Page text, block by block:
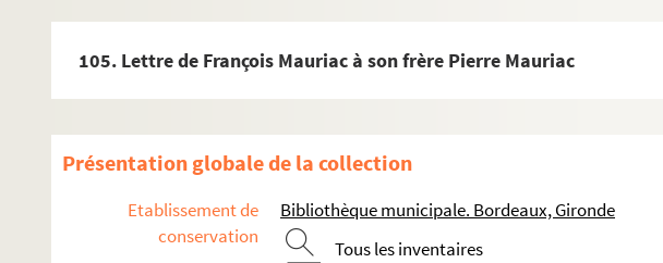
105. Lettre de François Mauriac à son frère Pierre Mauriac
Présentation globale de la collection
Etablissement de
conservation
Bibliothèque municipale. Bordeaux, Gironde
Tous les inventaires
88. Lettre de François Mauriac à son frère Pierre Mauriac
91. Lettre de François Mauriac à son frère Pierre Mauriac
93. Lettre de François Mauriac à son frère Pierre Mauriac
94. Lettre de François Mauriac à son frère Pierre Mauriac